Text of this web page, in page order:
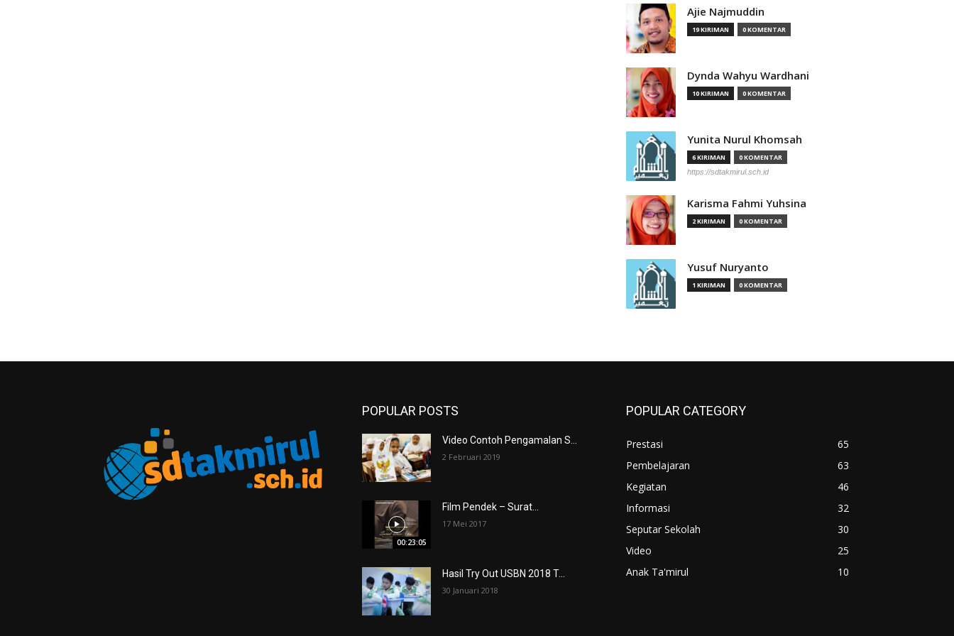
Ajie Najmuddin
19 KIRIMAN 0 KOMENTAR
Dynda Wahyu Wardhani
10 KIRIMAN 0 KOMENTAR
Yunita Nurul Khomsah
6 KIRIMAN 0 KOMENTAR
https://sdtakmirul.sch.id
Karisma Fahmi Yuhsina
2 KIRIMAN 0 KOMENTAR
Yusuf Nuryanto
1 KIRIMAN 0 KOMENTAR
POPULAR POSTS
Video Contoh Pengamalan S...
2 Februari 2019
00:23:05
Film Pendek – Surat...
17 Mei 2017
Hasil Try Out USBN 2018 T...
30 Januari 2018
POPULAR CATEGORY
Prestasi
65
Pembelajaran
63
Kegiatan
46
Informasi
32
Seputar Sekolah
30
Video
25
Anak Ta'mirul
10